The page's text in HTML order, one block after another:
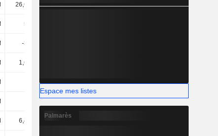
26,64 Md 27,76 Md 30,48 Md
535 M
-378 M
1,62 Md
3 M 3 M 3 M
6,46 Md
Espace mes listes
Palmarès